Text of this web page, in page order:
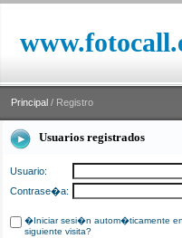
Principal / Registro
Usuarios registrados
Usuario:
Contrase�a:
�Iniciar sesi�n autom�ticamente
siguiente visita?